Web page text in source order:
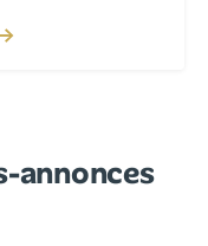
annonces